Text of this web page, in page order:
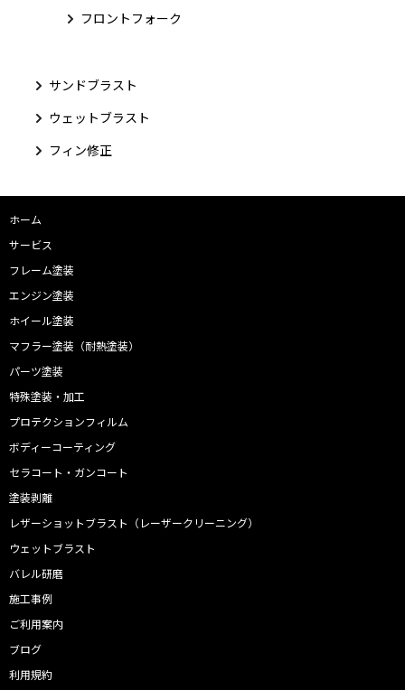
フロントフォーク
サンドブラスト
ウェットブラスト
フィン修正
ホーム
サービス
フレーム塗装
エンジン塗装
ホイール塗装
マフラー塗装（耐熱塗装）
パーツ塗装
特殊塗装・加工
プロテクションフィルム
ボディーコーティング
セラコート・ガンコート
塗装剥離
レザーショットブラスト（レーザークリーニング）
ウェットブラスト
バレル研磨
施工事例
ご利用案内
ブログ
利用規約